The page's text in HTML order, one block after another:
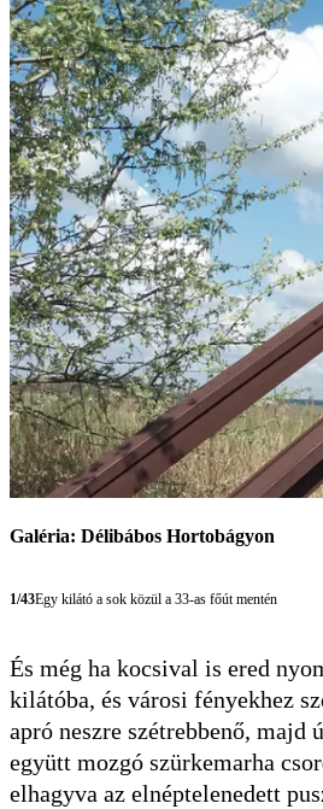
Galéria: Délibábos Hortobágyon
1/43Egy kilátó a sok közül a 33-as főút mentén
És még ha kocsival is ered
kilátóba, és városi fényekhez
apró neszre szétrebbenő, majd
együtt mozgó szürkemarha
elhagyva az elnéptelenedett